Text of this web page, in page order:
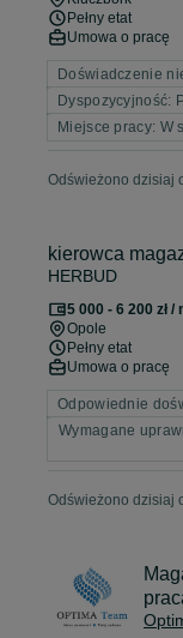
Pełny etat
Umowa o pracę
Doświadczenie
Dyspozycyjność:
Miejsce pracy: W
Odświeżono dzisiaj
kierowca
HERBUD
5 000 - 6 200 zł
Opole
Pełny etat
Umowa o pracę
Odpowiednie
Wymagane
Odświeżono dzisiaj